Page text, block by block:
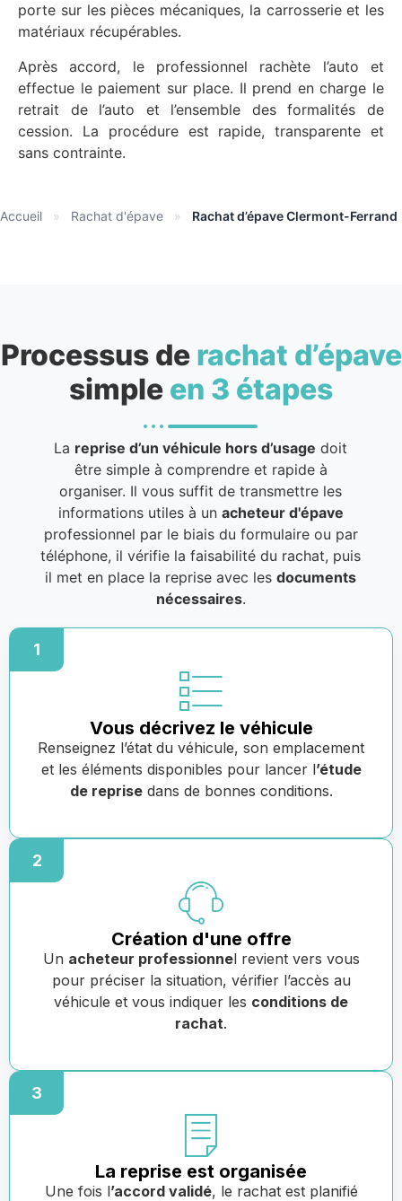
porte sur les pièces mécaniques, la carrosserie et les
matériaux récupérables.
Après accord, le professionnel rachète l’auto et
effectue le paiement sur place. Il prend en charge le
retrait de l’auto et l’ensemble des formalités de
cession. La procédure est rapide, transparente et
sans contrainte.
Accueil » Rachat d'épave » Rachat d’épave Clermont-Ferrand
Processus de rachat d’épave
simple en 3 étapes
La reprise d’un véhicule hors d’usage doit
être simple à comprendre et rapide à
organiser. Il vous suffit de transmettre les
informations utiles à un acheteur d'épave
professionnel par le biais du formulaire ou par
téléphone, il vérifie la faisabilité du rachat, puis
il met en place la reprise avec lesdocuments
nécessaires.
1
Vous décrivez le véhicule
Renseignez l’état du véhicule, son emplacement
et les éléments disponibles pour lancer l’étude
de reprisedans de bonnes conditions.
2
Création d'une offre
Un acheteur professionnel revient vers vous
pour préciser la situation, vérifier l’accès au
véhicule et vous indiquer les conditions de
rachat.
3
La reprise est organisée
Une fois l’accord validé, le rachat est planifié